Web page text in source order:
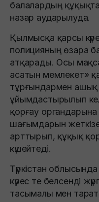
балалардың
назар аударылуда.
Қылмысқа қарсы
полицияның өзара
атқарады. Осы
асатын мемлекет»
тұрғындармен ашық
ұйымдастырылып
қорғау
шағымдарын
арттырып, құқық
күшейтеді.
Түркістан
күрес те белсенді
тасымалы мен